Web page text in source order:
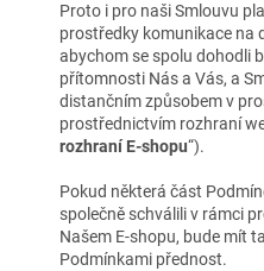
Proto i pro naši Smlouvu
prostředky komunikace na
abychom se spolu dohodli
přítomnosti Nás a Vás, a
distančním způsobem v
prostřednictvím rozhraní
rozhraní E-shopu“).
Pokud některá část
společně schválili v rámci
Našem E-shopu, bude mít
Podmínkami přednost.